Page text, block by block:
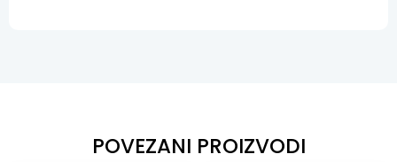
POVEZANI PROIZVODI